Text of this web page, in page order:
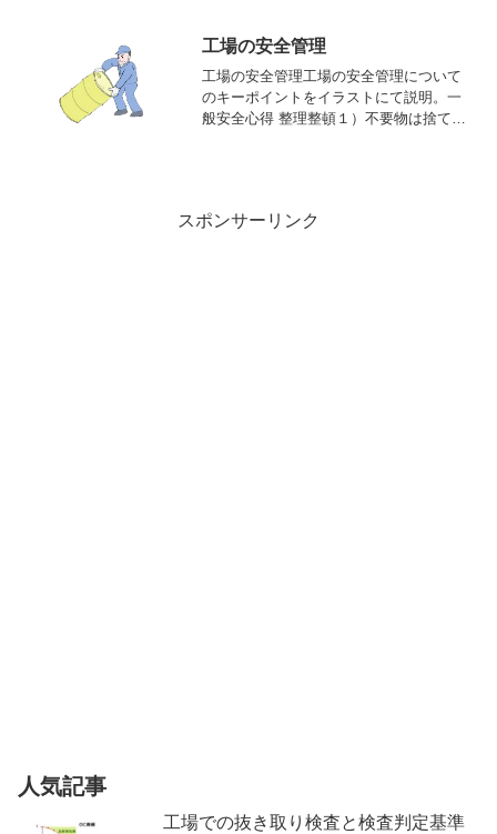
の危険­に関する知識と対策を習得しま
す。災害事例と実験...
工場の安全管理
工場の安全管理工場の安全管理について
のキーポイントをイラストにて説明。一
般安全心得 整理整頓１）不要物は捨てる
スポンサーリンク
人気記事
工場での抜き取り検査と検査判定基準